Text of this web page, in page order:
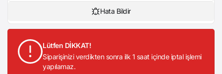
Hata Bildir
Lütfen DİKKAT!
Siparişinizi verdikten sonra ilk 1 saat içinde iptal işlemi
yapılamaz.